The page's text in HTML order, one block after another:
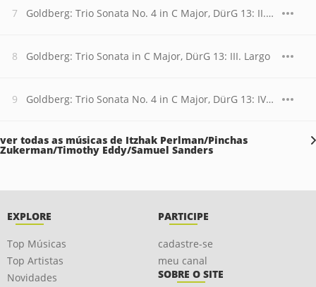
Goldberg: Trio Sonata No. 4 in C Major, DürG 13: II. Allegro moderato
Goldberg: Trio Sonata in C Major, DürG 13: III. Largo
Goldberg: Trio Sonata No. 4 in C Major, DürG 13: IV. Gigue
ver todas as músicas de Itzhak Perlman/Pinchas
Zukerman/Timothy Eddy/Samuel Sanders
EXPLORE
Top Músicas
Top Artistas
Novidades
PARTICIPE
cadastre-se
meu canal
SOBRE O SITE